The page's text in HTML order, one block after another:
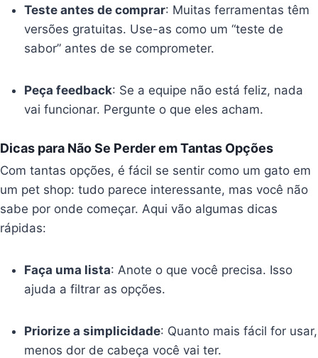
Teste antes de comprar: Muitas ferramentas têm
versões gratuitas. Use-as como um “teste de
sabor” antes de se comprometer.
Peça feedback: Se a equipe não está feliz, nada
vai funcionar. Pergunte o que eles acham.
Dicas para Não Se Perder em Tantas Opções
Com tantas opções, é fácil se sentir como um gato em
um pet shop: tudo parece interessante, mas você não
sabe por onde começar. Aqui vão algumas dicas
rápidas:
Faça uma lista: Anote o que você precisa. Isso
ajuda a filtrar as opções.
Priorize a simplicidade: Quanto mais fácil for usar,
menos dor de cabeça você vai ter.